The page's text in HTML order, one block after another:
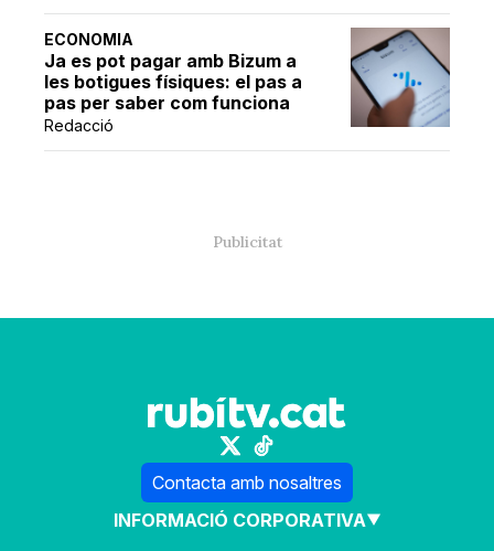
ECONOMIA
Ja es pot pagar amb Bizum a
les botigues físiques: el pas a
pas per saber com funciona
Redacció
Contacta amb nosaltres
INFORMACIÓ CORPORATIVA